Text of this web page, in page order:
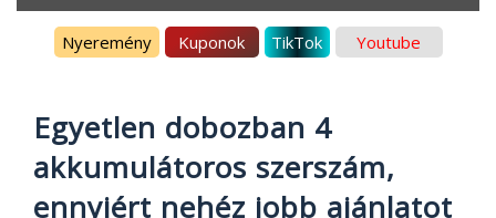
Nyeremény Kuponok TikTok Youtube
Egyetlen dobozban 4
akkumulátoros szerszám,
ennyiért nehéz jobb ajánlatot